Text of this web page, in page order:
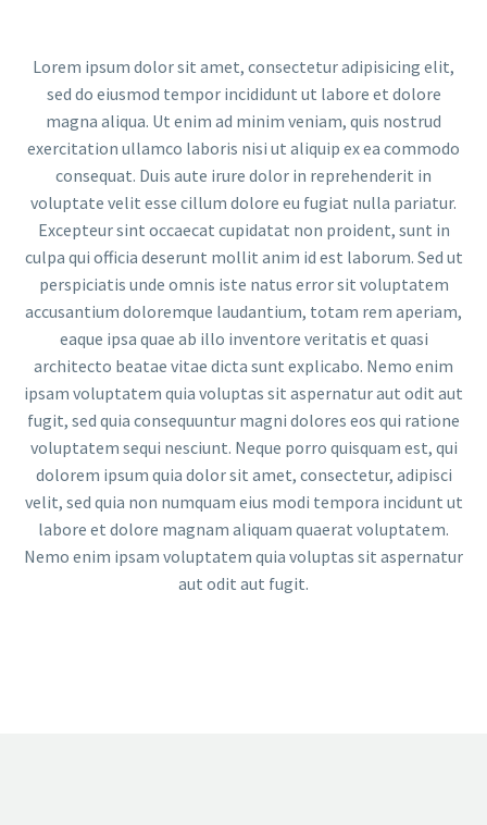
Lorem ipsum dolor sit amet, consectetur adipisicing elit,
sed do eiusmod tempor incididunt ut labore et dolore
magna aliqua. Ut enim ad minim veniam, quis nostrud
exercitation ullamco laboris nisi ut aliquip ex ea commodo
consequat. Duis aute irure dolor in reprehenderit in
voluptate velit esse cillum dolore eu fugiat nulla pariatur.
Excepteur sint occaecat cupidatat non proident, sunt in
culpa qui officia deserunt mollit anim id est laborum. Sed ut
perspiciatis unde omnis iste natus error sit voluptatem
accusantium doloremque laudantium, totam rem aperiam,
eaque ipsa quae ab illo inventore veritatis et quasi
architecto beatae vitae dicta sunt explicabo. Nemo enim
ipsam voluptatem quia voluptas sit aspernatur aut odit aut
fugit, sed quia consequuntur magni dolores eos qui ratione
voluptatem sequi nesciunt. Neque porro quisquam est, qui
dolorem ipsum quia dolor sit amet, consectetur, adipisci
velit, sed quia non numquam eius modi tempora incidunt ut
labore et dolore magnam aliquam quaerat voluptatem.
Nemo enim ipsam voluptatem quia voluptas sit aspernatur
aut odit aut fugit.